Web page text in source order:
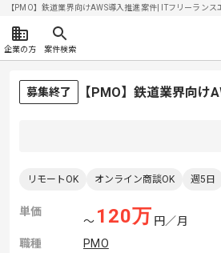
【PMO】鉄道業界向けAWS導入推進案件| ITフリーラン
企業の方 案件検索
募集終了 【PMO】鉄道業界向け
リモートOK オンライン商談OK 週5日
単価
〜 120万 円／月
職種
PMO